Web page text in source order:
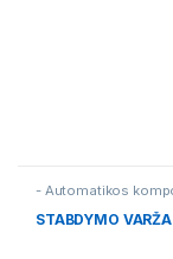
- Automatikos
STABDYMO